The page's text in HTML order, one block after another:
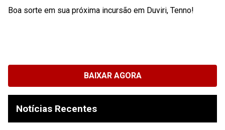
Boa sorte em sua próxima incursão em Duviri, Tenno!
BAIXAR AGORA
Notícias Recentes